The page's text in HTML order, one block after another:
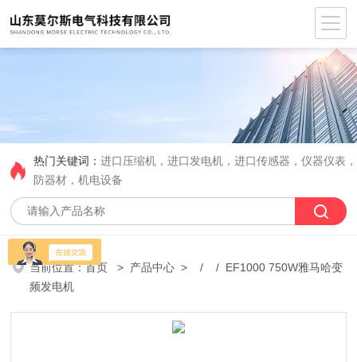
热门关键词：进口压缩机，进口发电机，进口传感器，仪器仪表
防器材，机电设备
当前位置：首页 > 产品中心 > / / EF1000 750W雅马哈变
频发电机